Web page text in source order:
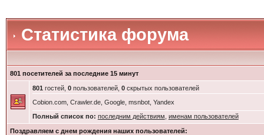
Статистика форума
801 посетителей за последние 15 минут
801 гостей, 0пользователей, 0скрытых пользователей
Cobion.com, Crawler.de, Google, msnbot, Yandex
Полный список по: последним действиям именам пользователей
Поздравляем с днем рождения наших пользователей: